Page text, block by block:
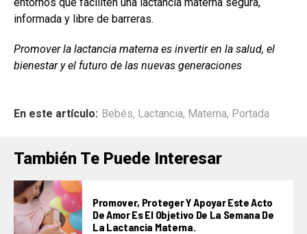
informada y libre de barreras.
Promover la lactancia materna es invertir en la salud, el
bienestar y el futuro de las nuevas generaciones
En este artículo: Bebés, Lactancia, Materna, Portada
También Te Puede Interesar
Promover, Proteger Y Apoyar Este Acto
De Amor Es El Objetivo De La Semana De
La Lactancia Materna.